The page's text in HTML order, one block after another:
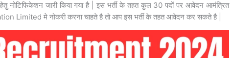
नोटिफिकेशन जारी किया गया है | इस भर्ती के तहत कुल 30 पदों पर आवेदन आमंत्रित
Limited मे नोकरी करना चाहते है तो आप इस भर्ती के तहत आवेदन कर सकते है |